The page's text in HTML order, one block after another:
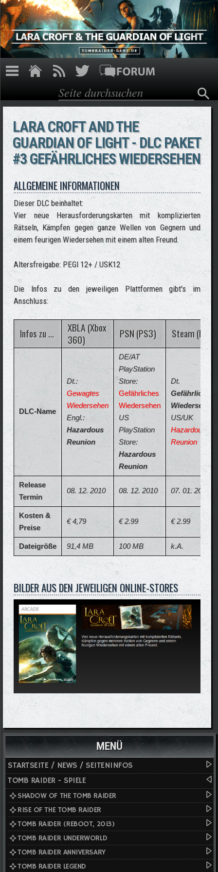
Direkt zum Inhalt
Suchformular
Suche
LARA CROFT AND THE
GUARDIAN OF LIGHT - DLC PAKET
#3 GEFÄHRLICHES WIEDERSEHEN
ALLGEMEINE INFORMATIONEN
Dieser DLC beinhaltet:
Vier neue Herausforderungskarten mit komplizierten
Rätseln, Kämpfen gegen ganze Wellen von Gegnern und
einem feurigen Wiedersehen mit einem alten Freund.
Altersfreigabe: PEGI 12+ / USK12
Die Infos zu den jeweiligen Plattformen gibt's im
Anschluss:
Infos zu ...
XBLA (Xbox
360)
PSN (PS3) Steam (PC)
DLC-Name
Dt.:
Gewagtes
Wiedersehen
Engl.:
Hazardous
Reunion
DE/AT
PlayStation
Store:
Gefährliches
Wiedersehen
US
PlayStation
Store:
Hazardous
Reunion
Dt.
Gefährliches
Wiedersehen
US/UK
Hazardous
Reunion
Release
Termin
08. 12. 2010 08. 12. 2010 07. 01. 2011
Kosten &
Preise
€ 4,79 € 2.99 € 2.99
Dateigröße 91,4 MB 100 MB k.A.
BILDER AUS DEN JEWEILIGEN ONLINE-STORES
MENÜ
STARTSEITE / NEWS / SEITENINFOS
TOMB RAIDER - SPIELE
SHADOW OF THE TOMB RAIDER
RISE OF THE TOMB RAIDER
TOMB RAIDER (REBOOT, 2013)
TOMB RAIDER UNDERWORLD
TOMB RAIDER ANNIVERSARY
TOMB RAIDER LEGEND